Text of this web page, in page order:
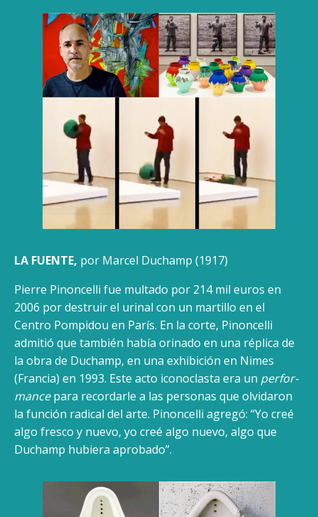
LA FUENTE, por Marcel Duchamp (1917)
Pierre Pinoncelli fue multado por 214 mil euros en
2006 por destruir el urinal con un martillo en el
Centro Pompidou en París. En la corte, Pinoncelli
admitió que también había orinado en una réplica de
la obra de Duchamp, en una exhibición en Nimes
(Francia) en 1993. Este acto iconoclasta era un perfor­
mancepara recordarle a las personas que olvidaron
la función radical del arte. Pinoncelli agregó: “Yo creé
algo fresco y nuevo, yo creé algo nuevo, algo que
Duchamp hubiera aprobado”.